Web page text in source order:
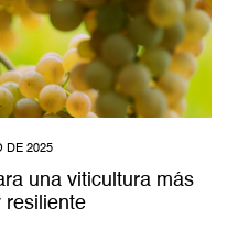
DE 2025
una viticultura más
resiliente